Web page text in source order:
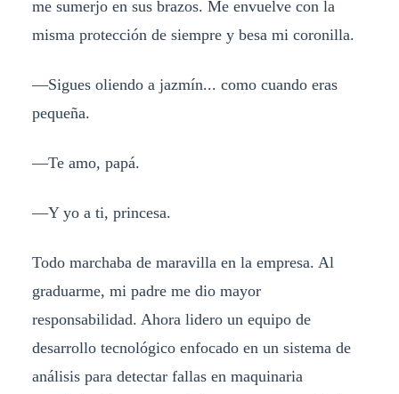
me sumerjo en sus brazos. Me envuelve con la
misma protección de siempre y besa mi coronilla.
—Sigues oliendo a jazmín... como cuando eras
pequeña.
—Te amo, papá.
—Y yo a ti, princesa.
Todo marchaba de maravilla en la empresa. Al
graduarme, mi padre me dio mayor
responsabilidad. Ahora lidero un equipo de
desarrollo tecnológico enfocado en un sistema de
análisis para detectar fallas en maquinaria